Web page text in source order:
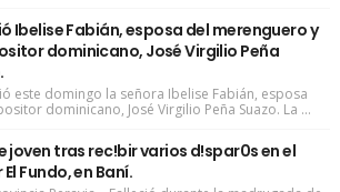
Ibelise Fabián, esposa del merenguero y
dominicano, José Virgilio Peña
este domingo la señora Ibelise Fabián, esposa
dominicano, José Virgilio Peña Suazo. La ...
joven tras rec!bir varios d!spar0s en el
Fundo, en Baní.